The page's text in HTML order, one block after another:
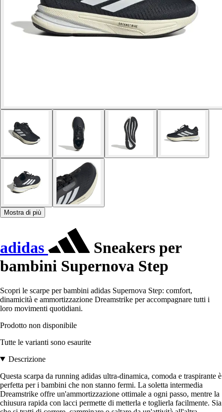
Mostra di più
adidas
Sneakers per
bambini Supernova Step
Scopri le scarpe per bambini adidas Supernova Step: comfort,
dinamicità e ammortizzazione Dreamstrike per accompagnare tutti i
loro movimenti quotidiani.
Prodotto non disponibile
Tutte le varianti sono esaurite
Descrizione
Questa scarpa da running adidas ultra-dinamica, comoda e traspirante è
perfetta per i bambini che non stanno fermi. La soletta intermedia
Dreamstrike offre un'ammortizzazione ottimale a ogni passo, mentre la
chiusura rapida con lacci permette di metterla e toglierla facilmente. Sia